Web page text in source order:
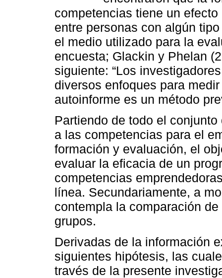
competencias tiene un
entre personas con algún
el medio utilizado para la
encuesta; Glackin y Phelan
siguiente: “Los
diversos enfoques para
autoinforme es un método
Partiendo de todo el
a las competencias para el
formación y evaluación, el
evaluar la eficacia de un
competencias
línea. Secundariamente, a
contempla la comparación
grupos.
Derivadas de la información
siguientes hipótesis, las
través de la presente